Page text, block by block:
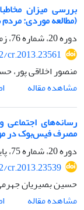
بررسی میزان
(مطالعه موردی:
دوره 20، شماره 76، زمستان 1392، صفحه
cr.2013.23561
منصور اخلاقی
مشاهده مقاله
رسانه‌های
مصرف فیس‌بوک در
دوره 20، شماره 75، پاییز 1392، صفحه
cr.2013.23539
حسین بصیریان
مشاهده مقاله